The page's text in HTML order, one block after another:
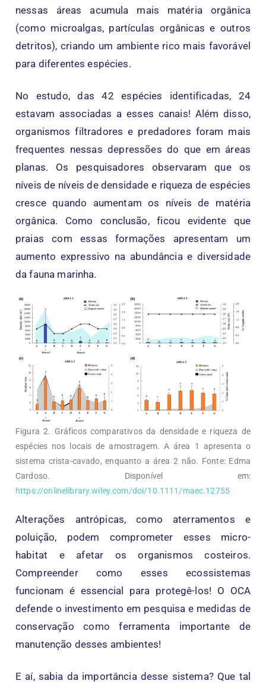
nessas áreas acumula mais matéria orgânica
(como microalgas, partículas orgânicas e outros
detritos), criando um ambiente rico mais favorável
para diferentes espécies.
No estudo, das 42 espécies identificadas, 24
estavam associadas a esses canais! Além disso,
organismos filtradores e predadores foram mais
frequentes nessas depressões do que em áreas
planas. Os pesquisadores observaram que os
níveis de níveis de densidade e riqueza de espécies
cresce quando aumentam os níveis de matéria
orgânica. Como conclusão, ficou evidente que
praias com essas formações apresentam um
aumento expressivo na abundância e diversidade
da fauna marinha.
Figura 2. Gráficos comparativos da densidade e riqueza de
espécies nos locais de amostragem. A área 1 apresenta o
sistema crista-cavado, enquanto a área 2 não. Fonte: Edma
Cardoso. Disponível em:
https://onlinelibrary.wiley.com/doi/10.1111/maec.12755
Alterações antrópicas, como aterramentos e
poluição, podem comprometer esses micro-
habitat e afetar os organismos costeiros.
Compreender como esses ecossistemas
funcionam é essencial para protegê-los! O OCA
defende o investimento em pesquisa e medidas de
conservação como ferramenta importante de
manutenção desses ambientes!
E aí, sabia da importância desse sistema? Que tal